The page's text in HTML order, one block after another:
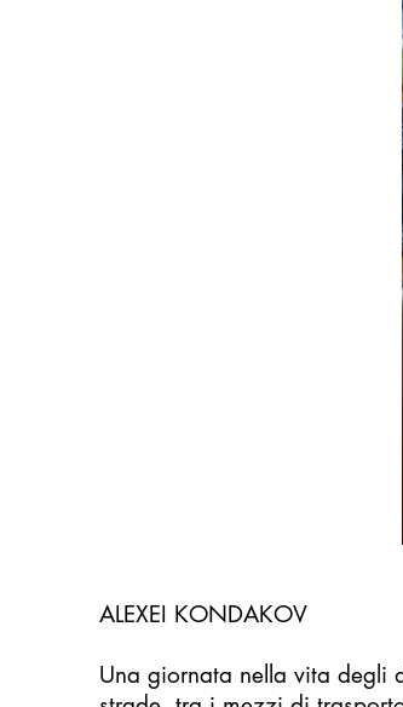
ALEXEI KONDAKOV
Una giornata nella vita degli